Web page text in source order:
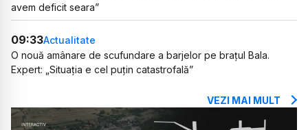
avem deficit seara”
09:33Actualitate
O nouă amânare de scufundare a barjelor pe brațul Bala.
Expert: „Situația e cel puțin catastrofală”
VEZI MAI MULT